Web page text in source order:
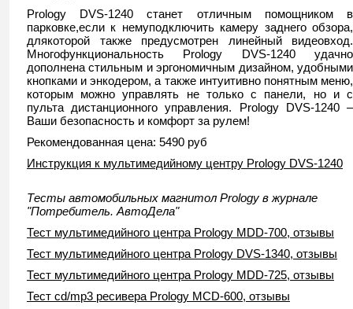
Prology DVS-1240 станет отличным помощником в
парковке,если к немуподключить камеру заднего обзора,
длякоторой также предусмотрен линейный видеовход.
Многофункциональность Prology DVS-1240 удачно
дополнена стильным и эргономичным дизайном, удобными
кнопками и энкодером, а также интуитивно понятным меню,
которым можно управлять не только с панели, но и с
пульта дистанционного управления. Prology DVS-1240 –
Ваши безопасность и комфорт за рулем!
Рекомендованная цена: 5490 руб
Инструкция к мультимедийному центру Prology DVS-1240
Тесты автомобильных магнитол Prology в журнале
"Потребитель. АвтоДела"
Тест мультимедийного центра Prology MDD-700, отзывы
Тест мультимедийного центра Prology DVS-1340, отзывы
Тест мультимедийного центра Prology MDD-725, отзывы
Тест cd/mp3 ресивера Prology MCD-600, отзывы